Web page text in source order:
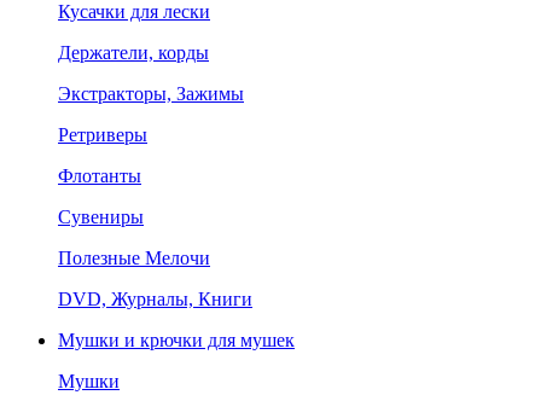
Кусачки для лески
Держатели, корды
Экстракторы, Зажимы
Ретриверы
Флотанты
Сувениры
Полезные Мелочи
DVD, Журналы, Книги
Мушки и крючки для мушек
Мушки